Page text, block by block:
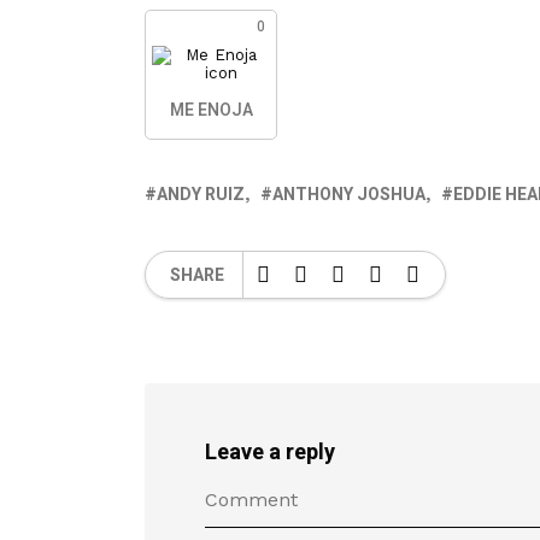
0
ME ENOJA
ANDY RUIZ ANTHONY JOSHUA EDDIE
SHARE
Leave a reply